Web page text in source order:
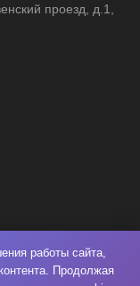
проезд, д.1,
работы сайта,
Продолжая